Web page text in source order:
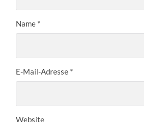
Name *
E-Mail-Adresse *
Website